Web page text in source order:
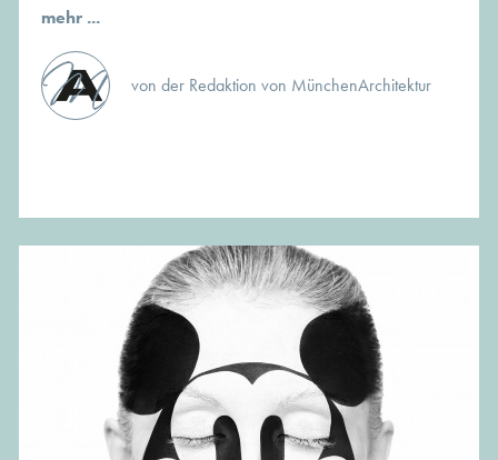
mehr ...
von der Redaktion von MünchenArchitektur